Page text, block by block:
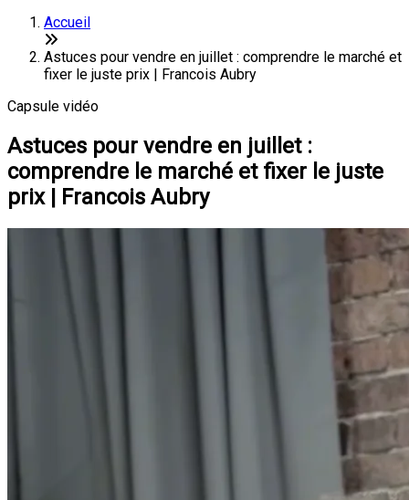
Accueil
Astuces pour vendre en juillet : comprendre le marché et
fixer le juste prix | Francois Aubry
Capsule vidéo
Astuces pour vendre en juillet :
comprendre le marché et fixer le juste
prix | Francois Aubry